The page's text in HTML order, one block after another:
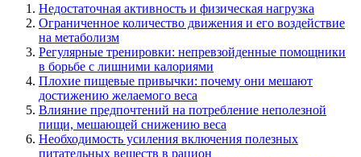
Недостаточная активность и физическая нагрузка
Ограниченное количество движения и его воздействие
на метаболизм
Регулярные тренировки: непревзойденные помощники
в борьбе с лишними калориями
Плохие пищевые привычки: почему они мешают
достижению желаемого веса
Влияние предпочтений на потребление неполезной
пищи, мешающей снижению веса
Необходимость усиления включения полезных
питательных веществ в рацион